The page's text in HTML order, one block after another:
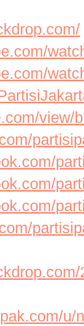
view/
u/